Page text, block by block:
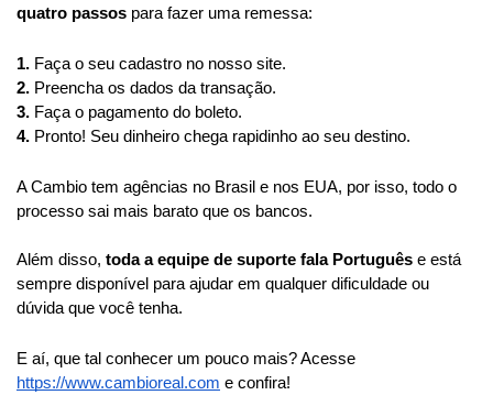
quatro passos para fazer uma remessa:
1. Faça o seu cadastro no nosso site.
2. Preencha os dados da transação.
3. Faça o pagamento do boleto.
4. Pronto! Seu dinheiro chega rapidinho ao seu destino.
A Cambio tem agências no Brasil e nos EUA, por isso, todo o
processo sai mais barato que os bancos.
Além disso, toda a equipe de suporte fala Português e está
sempre disponível para ajudar em qualquer dificuldade ou
dúvida que você tenha.
https://www.cambioreal.com e confira!
This website uses cookies in order to enhance the overall
Take a look at ourCookies Policyfor more information.
Accept all